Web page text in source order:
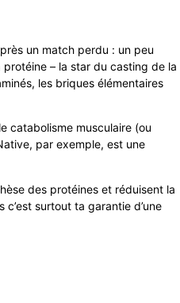
un match perdu : un peu
– la star du casting de la
les briques élémentaires
catabolisme musculaire (ou
par exemple, est une
des protéines et réduisent la
surtout ta garantie d’une